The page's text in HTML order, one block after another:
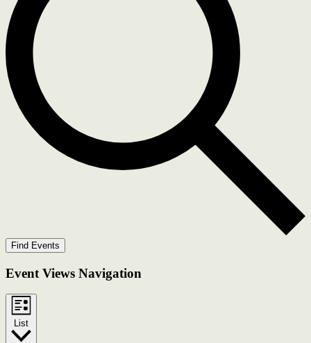
Find Events
Event Views Navigation
List